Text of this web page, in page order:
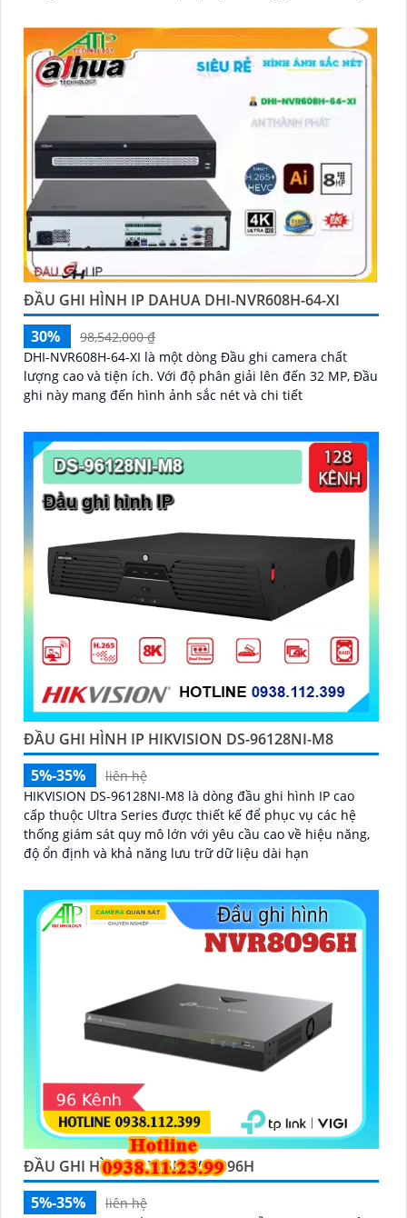
ĐẦU GHI HÌNH IP DAHUA DHI-NVR608H-64-XI
30%
98,542,000 ₫
DHI-NVR608H-64-XI là một dòng Đầu ghi camera chất
lượng cao và tiện ích. Với độ phân giải lên đến 32 MP, Đầu
ghi này mang đến hình ảnh sắc nét và chi tiết
ĐẦU GHI HÌNH IP HIKVISION DS-96128NI-M8
5%-35%
liên hệ
HIKVISION DS-96128NI-M8 là dòng đầu ghi hình IP cao
cấp thuộc Ultra Series được thiết kế để phục vụ các hệ
thống giám sát quy mô lớn với yêu cầu cao về hiệu năng,
độ ổn định và khả năng lưu trữ dữ liệu dài hạn
ĐẦU GHI HÌNH IP VIGI NVR8096H
5%-35%
liên hệ